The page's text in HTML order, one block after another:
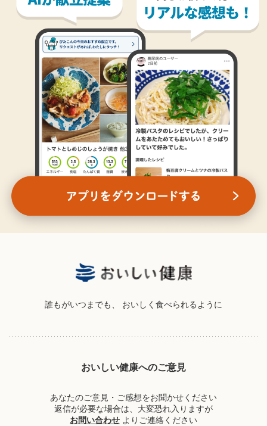
誰もがいつまでも、 おいしく食べられるように
おいしい健康へのご意見
あなたのご意見・ご感想をお聞かせください
返信が必要な場合は、大変恐れ入りますが
お問い合わせ よりご連絡ください